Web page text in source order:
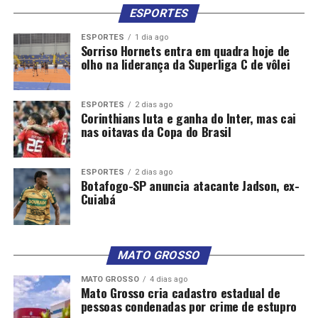
Advogado e economista, com mestrado em Direito
(PUC-SP) e pós em Gestão Pública (Insper). Foi
secretário da Casa Civil, de Gestão e de Turismo em SP,
além de subprefeito da Vila Mariana.Secretaria
Municipal de Transportes: Celso Jorge Caldeira
Economista formado pela PUC-SP, tem ampla
experiência em transporte coletivo. Na Secretaria de
Transportes Metropolitanos de SP, liderou a política de
EMTU.Secretaria Municipal do Verde e do Meio
Ambiente: Rodrigo Ashiuchi
Prefeito de Suzano, engenheiro com MBA em Gestão
Empresarial e pós-graduação em Gestão Pública. Criou
projetos ambientais de destaque e lidera iniciativas de
sustentabilidade na região metropolitana.Secretaria
Municipal de Turismo: Rui Alves
ESPORTES
ESPORTES 1 dia ago
Sorriso Hornets entra em quadra hoje de
olho na liderança da Superliga C de vôlei
ESPORTES 2 dias ago
Corinthians luta e ganha do Inter, mas cai
nas oitavas da Copa do Brasil
ESPORTES 2 dias ago
Botafogo-SP anuncia atacante Jadson, ex-
Cuiabá
MATO GROSSO
MATO GROSSO 4 dias ago
Mato Grosso cria cadastro estadual de
pessoas condenadas por crime de estupro